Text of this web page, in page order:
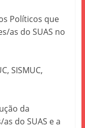
Políticos que
as do SUAS no
SISMUC,
da
do SUAS e a